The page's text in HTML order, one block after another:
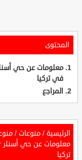
المحتوى
في تركيا
المراجع
الرئيسية / منوعات /
تركيا